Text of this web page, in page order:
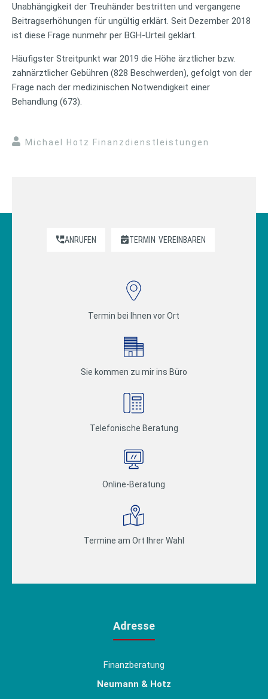
Unabhängigkeit der Treuhänder bestritten und vergangene
Beitragserhöhungen für ungültig erklärt. Seit Dezember 2018
ist diese Frage nunmehr per BGH-Urteil geklärt.
Häufigster Streitpunkt war 2019 die Höhe ärztlicher bzw.
zahnärztlicher Gebühren (828 Beschwerden), gefolgt von der
Frage nach der medizinischen Notwendigkeit einer
Behandlung (673).
Michael Hotz Finanzdienstleistungen
ANRUFEN TERMIN VEREINBAREN
Termin bei Ihnen vor Ort
Sie kommen zu mir ins Büro
Telefonische Beratung
Online-Beratung
Termine am Ort Ihrer Wahl
Adresse
Finanzberatung
Neumann & Hotz